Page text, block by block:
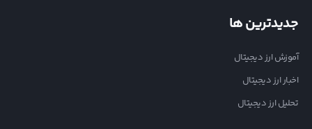
جدیدترین ها
آموزش ارز دیجیتال
اخبار ارز دیجیتال
تحلیل ارز دیجیتال